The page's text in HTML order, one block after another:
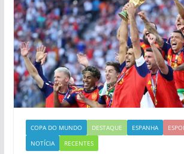
COPA DO MUNDO DESTAQUE ESPANHA
NOTÍCIA
RECENTES